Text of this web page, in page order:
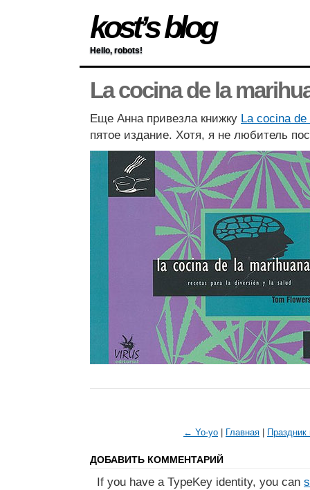
kost’s blog
Hello, robots!
La cocina de la
Еще Анна привезла книжку La cocina
пятое издание. Хотя, я не любитель
← Yo-yo Главная
ДОБАВИТЬ КОММЕНТАРИЙ
If you have a TypeKey identity, you can